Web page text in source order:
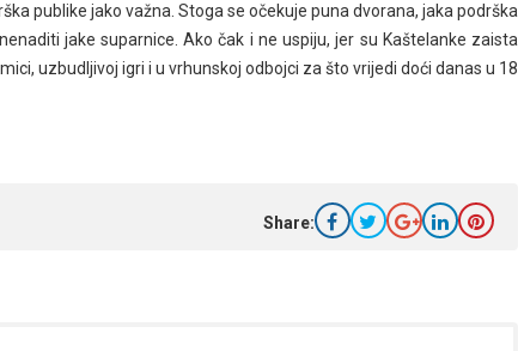
publike jako važna. Stoga se očekuje puna dvorana, jaka podrška
jake suparnice. Ako čak i ne uspiju, jer su Kaštelanke zaista
uzbudljivoj igri i u vrhunskoj odbojci za što vrijedi doći danas u 18
Share: